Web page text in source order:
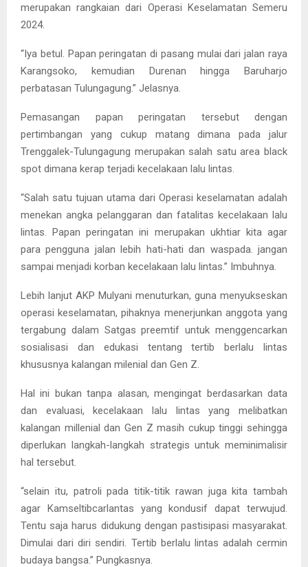
merupakan rangkaian dari Operasi Keselamatan Semeru
2024.
“Iya betul. Papan peringatan di pasang mulai dari jalan raya
Karangsoko, kemudian Durenan hingga Baruharjo
perbatasan Tulungagung.” Jelasnya.
Pemasangan papan peringatan tersebut dengan
pertimbangan yang cukup matang dimana pada jalur
Trenggalek-Tulungagung merupakan salah satu area black
spot dimana kerap terjadi kecelakaan lalu lintas.
“Salah satu tujuan utama dari Operasi keselamatan adalah
menekan angka pelanggaran dan fatalitas kecelakaan lalu
lintas. Papan peringatan ini merupakan ukhtiar kita agar
para pengguna jalan lebih hati-hati dan waspada. jangan
sampai menjadi korban kecelakaan lalu lintas.” Imbuhnya.
Lebih lanjut AKP Mulyani menuturkan, guna menyukseskan
operasi keselamatan, pihaknya menerjunkan anggota yang
tergabung dalam Satgas preemtif untuk menggencarkan
sosialisasi dan edukasi tentang tertib berlalu lintas
khususnya kalangan milenial dan Gen Z.
Hal ini bukan tanpa alasan, mengingat berdasarkan data
dan evaluasi, kecelakaan lalu lintas yang melibatkan
kalangan millenial dan Gen Z masih cukup tinggi sehingga
diperlukan langkah-langkah strategis untuk meminimalisir
hal tersebut.
“selain itu, patroli pada titik-titik rawan juga kita tambah
agar Kamseltibcarlantas yang kondusif dapat terwujud.
Tentu saja harus didukung dengan pastisipasi masyarakat.
Dimulai dari diri sendiri. Tertib berlalu lintas adalah cermin
budaya bangsa.” Pungkasnya.